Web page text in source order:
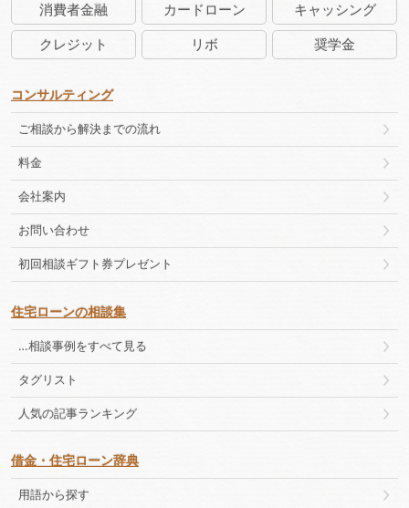
消費者金融 カード ローン キャッシング
クレジット リボ 奨学金
コンサルティング
ご相談から解決までの流れ
料金
会社案内
お問い合わせ
初回相談ギフト券プレゼント
住宅ローンの相談集
…相談事例をすべて見る
タグリスト
人気の記事ランキング
借金・住宅ローン辞典
用語から探す